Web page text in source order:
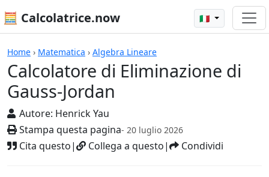
🧮 Calcolatrice.now 🇮🇹
Home › Matematica › Algebra Lineare
Calcolatore di Eliminazione di
Gauss-Jordan
Autore: Henrick Yau
Stampa questa pagina- 20 luglio 2026
Cita questo| Collega a questo| Condividi
Calcolatrici